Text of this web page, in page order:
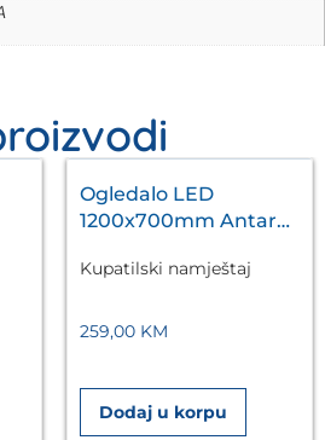
Ogledalo LED
1200x700mm Antares
Kupatilski namještaj
259,00 KM
Dodaj u korpu